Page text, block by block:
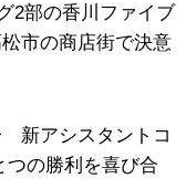
2部の香川ファイブ
市の商店街で決意
新アシスタントコ
つの勝利を喜び合